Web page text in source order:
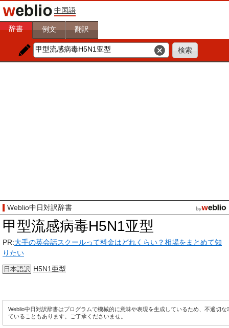
中国語
辞書 例文 翻訳
Weblio中日対訳辞書
甲型流感病毒H5N1亚型
PR:大手の英会話スクールって料金はどれくらい？相場をまとめて知
りたい
日本語訳 H5N1亜型
Weblio中日対訳辞書はプログラムで機械的に意味や表現を生成しているため、不適切な
ていることもあります。ご了承くださいませ。